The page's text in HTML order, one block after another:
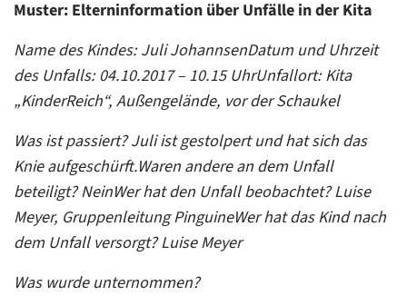
Muster: Elterninformation über Unfälle in der Kita
Name des Kindes: Juli JohannsenDatum und Uhrzeit
des Unfalls: 04.10.2017 – 10.15 UhrUnfallort: Kita
„KinderReich“, Außengelände, vor der Schaukel
Was ist passiert? Juli ist gestolpert und hat sich das
Knie aufgeschürft.Waren andere an dem Unfall
beteiligt? NeinWer hat den Unfall beobachtet? Luise
Meyer, Gruppenleitung PinguineWer hat das Kind nach
dem Unfall versorgt? Luise Meyer
Was wurde unternommen?